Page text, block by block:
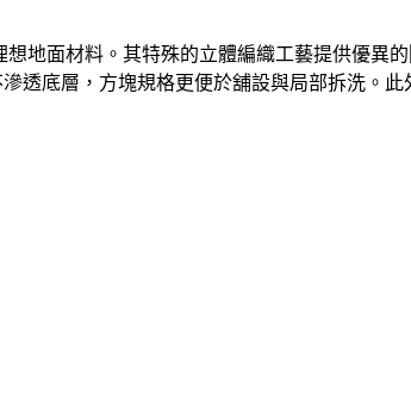
想地面材料 。其特殊的立體編織工藝提供優異的
透底層，方塊規格更便於舖設與局部拆洗 。此